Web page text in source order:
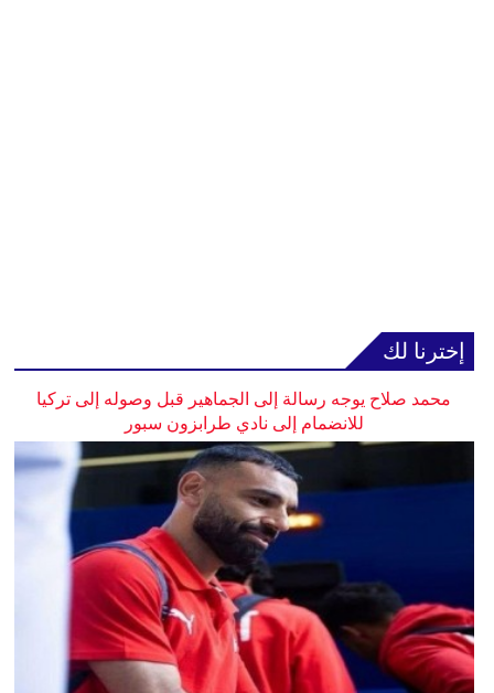
إخترنا لك
محمد صلاح يوجه رسالة إلى الجماهير قبل وصوله إلى تركيا
للانضمام إلى نادي طرابزون سبور